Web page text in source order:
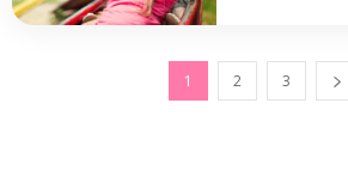
1 2 3